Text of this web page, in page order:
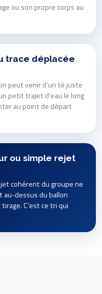
ou son propre corps au
trace déplacée
peut venir d’un té juste
petit trajet d’eau le long
au point de départ
ou simple rejet
cohérent du groupe ne
au-dessus du ballon
C’est ce tri qui